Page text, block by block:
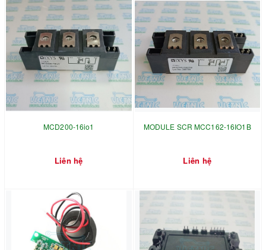
MCD200-16io1
Liên hệ
MODULE SCR MCC162-16IO1B
Liên hệ